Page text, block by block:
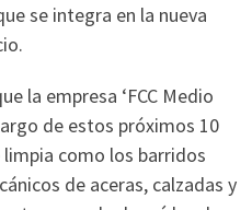
se integra en la nueva
la empresa ‘FCC Medio
de estos próximos 10
como los barridos
de aceras, calzadas y